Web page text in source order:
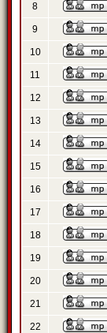
8
9
10
11
12
13
14
15
16
17
18
19
20
21
22